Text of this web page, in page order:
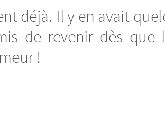
déjà. Il y en avait
de revenir dès que
!